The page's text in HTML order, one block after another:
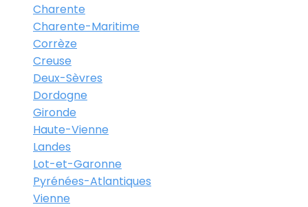
Charente
Charente-Maritime
Corrèze
Creuse
Deux-Sèvres
Dordogne
Gironde
Haute-Vienne
Landes
Lot-et-Garonne
Pyrénées-Atlantiques
Vienne